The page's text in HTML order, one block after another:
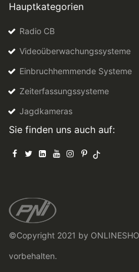
Hauptkategorien
Radio CB
Videoüberwachungssysteme
Einbruchhemmende Systeme
Zeiterfassungssysteme
Jagdkameras
Sie finden uns auch auf:
©Copyright 2021 by
vorbehalten.